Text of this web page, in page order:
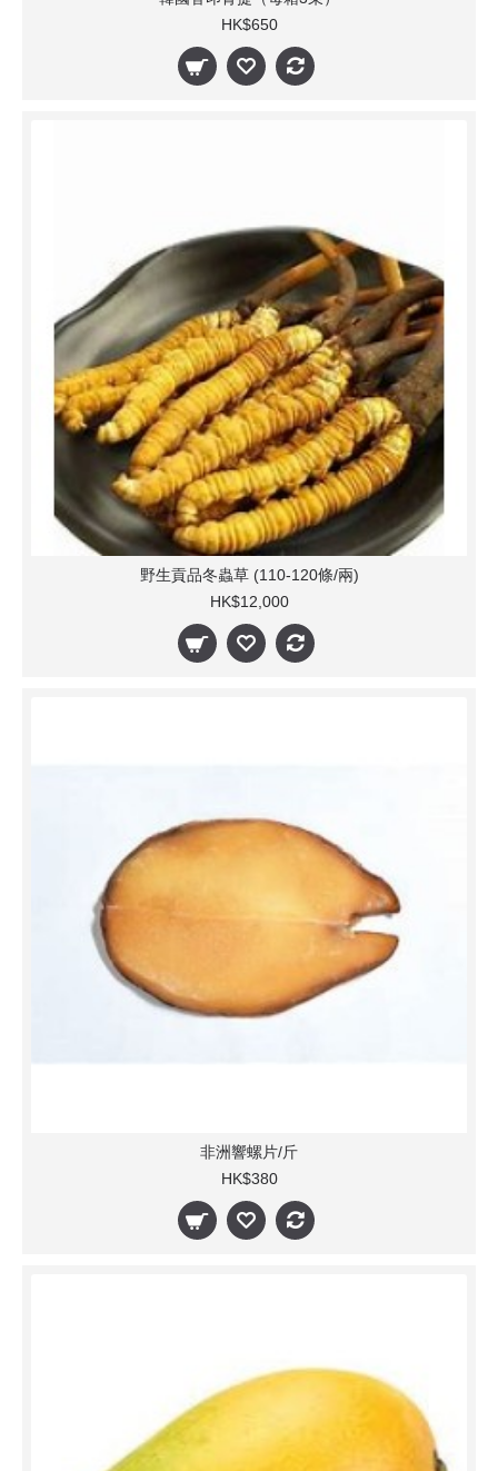
HK$650
野生貢品冬蟲草 (110-120條/兩)
HK$12,000
非洲響螺片/斤
HK$380